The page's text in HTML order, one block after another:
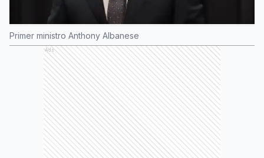
Primer ministro Anthony Albanese
Ads